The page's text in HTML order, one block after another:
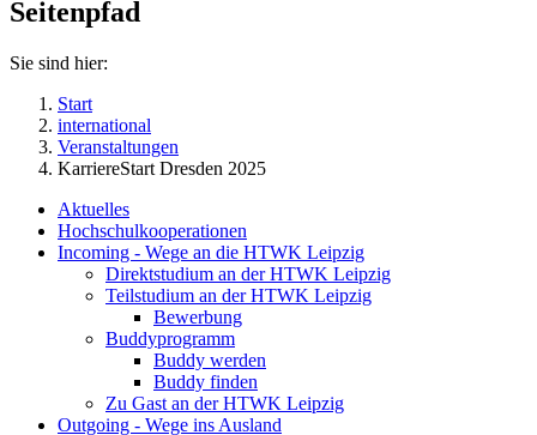
Seitenpfad
Sie sind hier:
Start
international
Veranstaltungen
KarriereStart Dresden 2025
Aktuelles
Hochschulkooperationen
Incoming - Wege an die HTWK Leipzig
Direktstudium an der HTWK Leipzig
Teilstudium an der HTWK Leipzig
Bewerbung
Buddyprogramm
Buddy werden
Buddy finden
Zu Gast an der HTWK Leipzig
Outgoing - Wege ins Ausland